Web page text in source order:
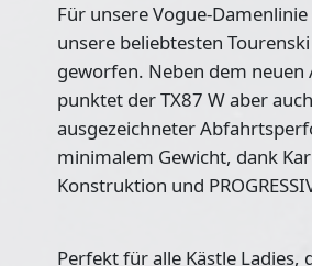
Für unsere Vogue-
unsere beliebtesten
geworfen. Neben dem neuen
punktet der TX87 W aber
ausgezeichneter
minimalem Gewicht, dank
Konstruktion und
Perfekt für alle Kästle Ladies,